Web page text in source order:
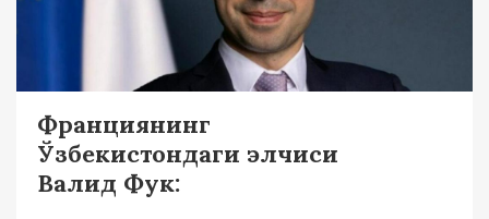
Франциянинг
Ўзбекистондаги элчиси
Валид Фук: